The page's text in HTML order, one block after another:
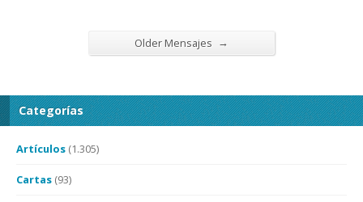
Older Mensajes →
Categorías
Artículos (1.305)
Cartas (93)